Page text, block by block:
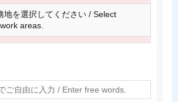
地を選択してください / Select
areas.